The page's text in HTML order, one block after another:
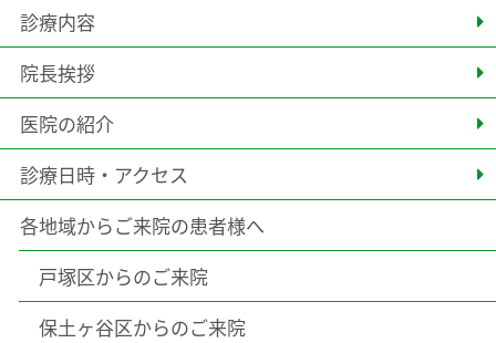
診療内容
院長挨拶
医院の紹介
診療日時・アクセス
各地域からご来院の患者様へ
戸塚区からのご来院
保土ヶ谷区からのご来院